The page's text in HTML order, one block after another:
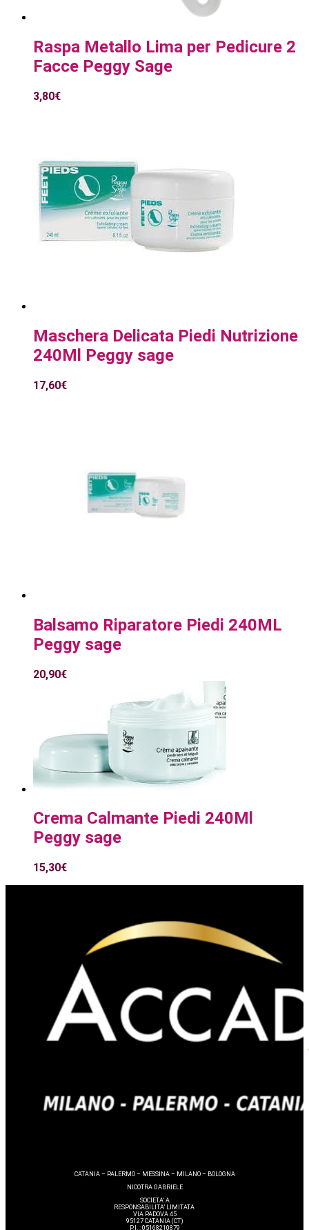
Raspa Metallo Lima per Pedicure 2
Facce Peggy Sage
3,80€
Maschera Delicata Piedi Nutrizione
240Ml Peggy sage
17,60€
Balsamo Riparatore Piedi 240ML
Peggy sage
20,90€
Crema Calmante Piedi 240Ml
Peggy sage
15,30€
CATANIA – PALERMO – MESSINA – MILANO – BOLOGNA
NICOTRA GABRIELE
SOCIETA’ A
RESPONSABILITA’ LIMITATA
VIA PADOVA 45
95127 CATANIA (CT)
P.I. : 05168210879